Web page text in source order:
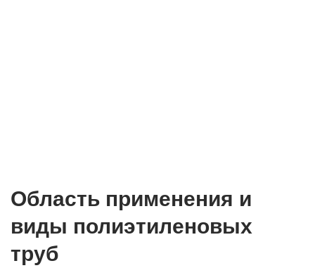
Область применения и
виды полиэтиленовых
труб